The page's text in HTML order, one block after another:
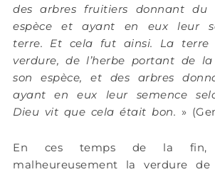
des arbres fruitiers donnant du
espèce et ayant en eux leur
terre. Et cela fut ainsi. La terre
verdure, de l’herbe portant de la
son espèce, et des arbres
ayant en eux leur semence
Dieu vit que cela était bon. »
En ces temps de la fin,
malheureusement la verdure